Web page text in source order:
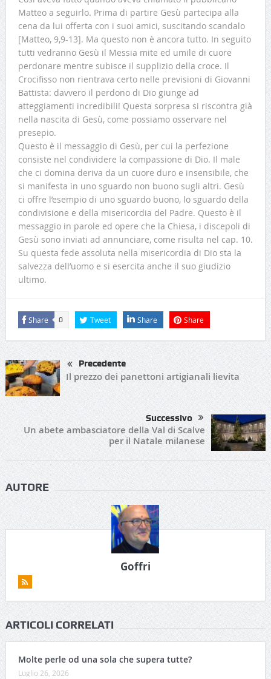
Matteo a seguirlo. Prima di partire Gesù partecipa alla
cena da lui offerta con i suoi amici, suscitando scandalo
[Matteo, 9,9-13]. Ma questo non è ancora tutto. In seguito
tutti vedranno Gesù il Messia mite ed umile di cuore
perdonare mentre subisce il supplizio della croce. Il
Crocifisso non rientrava certo nelle previsioni di Giovanni
Battista: davvero il perdono di Dio giunge ad
atteggiamenti incredibili! Questa sorpresa si riscontra già
nella nascita di Gesù, come possiamo osservare nel
presepio.
Questo è il messaggio di Gesù, per cui la perfezione
consiste nel condividere la compassione di Dio. Il male
che ci domina deriva da un cuore duro e insensibile, che
si manifesta in uno sguardo non buono sugli altri. Gesù
ci offre l’esempio di uno sguardo buono, lo sguardo della
condivisione e della misericordia del Padre. Questo è il
messaggio in parole ed opere che la Chiesa, i discepoli di
Gesù sono inviati ad annunciare, come risulta nel cap. 10.
Su questa fede assoluta nella misericordia di Dio sta la
salvezza dell’uomo e si esercita anche il suo giudizio
ultimo.
Share 0 Tweet Share Share
Precedente
Il prezzo dei panettoni artigianali lievita
Successivo
Un abete ambasciatore della Val di Scalve
per il Natale milanese
AUTORE
Goffri
ARTICOLI CORRELATI
Molte perle od una sola che supera tutte?
Luglio 26, 2026